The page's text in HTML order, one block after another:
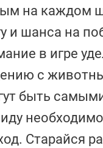
на каждом
и шанса на
в игре
с
быть
Старайся